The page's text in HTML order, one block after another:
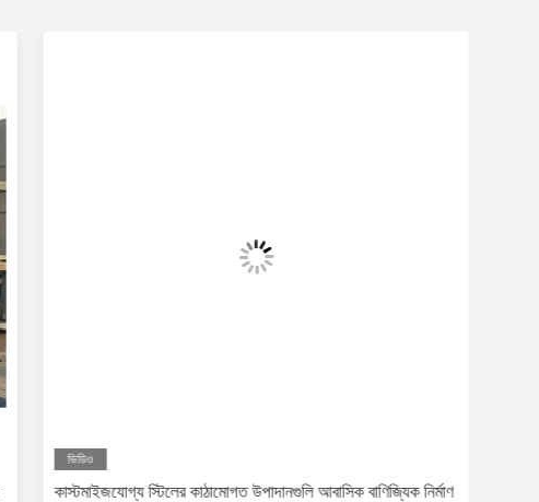
ভিডিও
কাস্টমাইজযোগ্য স্টিলের কাঠামোগত উপাদানগুলি আবাসিক বাণিজ্যিক নির্মাণ